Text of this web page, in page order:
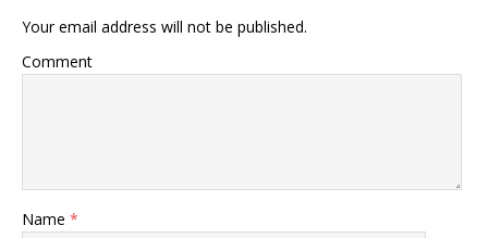
Your email address will not be published.
Comment
Name *